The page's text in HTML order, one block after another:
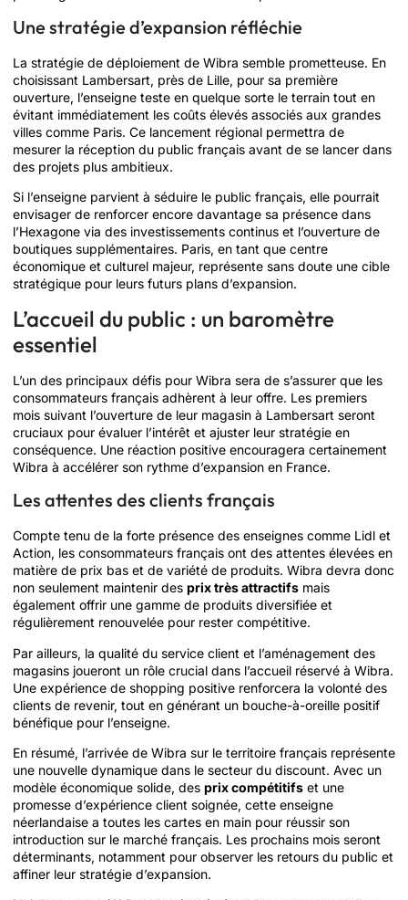
Une stratégie d’expansion réfléchie
La stratégie de déploiement de Wibra semble prometteuse. En
choisissant Lambersart, près de Lille, pour sa première
ouverture, l’enseigne teste en quelque sorte le terrain tout en
évitant immédiatement les coûts élevés associés aux grandes
villes comme Paris. Ce lancement régional permettra de
mesurer la réception du public français avant de se lancer dans
des projets plus ambitieux.
Si l’enseigne parvient à séduire le public français, elle pourrait
envisager de renforcer encore davantage sa présence dans
l’Hexagone via des investissements continus et l’ouverture de
boutiques supplémentaires. Paris, en tant que centre
économique et culturel majeur, représente sans doute une cible
stratégique pour leurs futurs plans d’expansion.
L’accueil du public : un baromètre
essentiel
L’un des principaux défis pour Wibra sera de s’assurer que les
consommateurs français adhèrent à leur offre. Les premiers
mois suivant l’ouverture de leur magasin à Lambersart seront
cruciaux pour évaluer l’intérêt et ajuster leur stratégie en
conséquence. Une réaction positive encouragera certainement
Wibra à accélérer son rythme d’expansion en France.
Les attentes des clients français
Compte tenu de la forte présence des enseignes comme Lidl et
Action, les consommateurs français ont des attentes élevées en
matière de prix bas et de variété de produits. Wibra devra donc
non seulement maintenir des prix très attractifs mais
également offrir une gamme de produits diversifiée et
régulièrement renouvelée pour rester compétitive.
Par ailleurs, la qualité du service client et l’aménagement des
magasins joueront un rôle crucial dans l’accueil réservé à Wibra.
Une expérience de shopping positive renforcera la volonté des
clients de revenir, tout en générant un bouche-à-oreille positif
bénéfique pour l’enseigne.
En résumé, l’arrivée de Wibra sur le territoire français représente
une nouvelle dynamique dans le secteur du discount. Avec un
modèle économique solide, des prix compétitifs et une
promesse d’expérience client soignée, cette enseigne
néerlandaise a toutes les cartes en main pour réussir son
introduction sur le marché français. Les prochains mois seront
déterminants, notamment pour observer les retours du public et
affiner leur stratégie d’expansion.